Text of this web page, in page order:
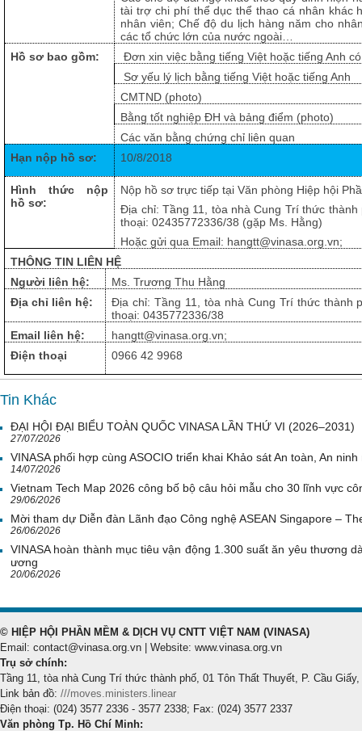
tài trợ chi phí thể dục thể thao cá nhân khác
nhân viên; Chế độ du lịch hàng năm cho
các tổ chức lớn của nước ngoài…
Hồ sơ bao gồm:
Đơn xin việc bằng tiếng Việt hoặc tiếng Anh
Sơ yếu lý lịch bằng tiếng Việt hoặc tiếng Anh
CMTND (photo)
Bằng tốt nghiệp ĐH và bảng điểm (photo)
Các văn bằng chứng chỉ liên quan
Hạn nộp hồ sơ:
10/8/2018
Hình thức nộp
hồ sơ:
Nộp hồ sơ trực tiếp tại Văn phòng Hiệp hội
Địa chỉ: Tầng 11, tòa nhà Cung Trí thức
thoại: 02435772336/38 (gặp Ms. Hằng)
Hoặc gửi qua Email: hangtt@vinasa.org.vn;
THÔNG TIN LIÊN HỆ
Người liên hệ:
Ms. Trương Thu Hằng
Địa chỉ liên hệ:
Địa chỉ: Tầng 11, tòa nhà Cung Trí thức thành
thoại: 0435772336/38
Email liên hệ:
hangtt@vinasa.org.vn;
Điện thoại
0966 42 9968
Tin Khác
ĐẠI HỘI ĐẠI BIỂU TOÀN QUỐC VINASA LẦN THỨ VI (2026–2031)
27/07/2026
VINASA phối hợp cùng ASOCIO triển khai Khảo sát An toàn, An
14/07/2026
Vietnam Tech Map 2026 công bố bộ câu hỏi mẫu cho 30 lĩnh vực
29/06/2026
Mời tham dự Diễn đàn Lãnh đạo Công nghệ ASEAN Singapore –
26/06/2026
VINASA hoàn thành mục tiêu vận động 1.300 suất ăn yêu thương
ương
20/06/2026
© HIỆP HỘI PHẦN MỀM & DỊCH VỤ CNTT VIỆT NAM (VINASA)
Email: contact@vinasa.org.vn | Website: www.vinasa.org.vn
Trụ sở chính:
Tầng 11, tòa nhà Cung Trí thức thành phố, 01 Tôn Thất Thuyết, P. Cầu Giấy,
Link bản đồ: ///moves.ministers.linear
Điện thoại: (024) 3577 2336 - 3577 2338; Fax: (024) 3577 2337
Văn phòng Tp. Hồ Chí Minh: